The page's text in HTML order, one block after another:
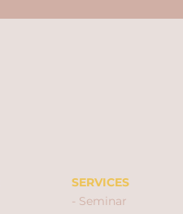
SERVICES
- Seminar